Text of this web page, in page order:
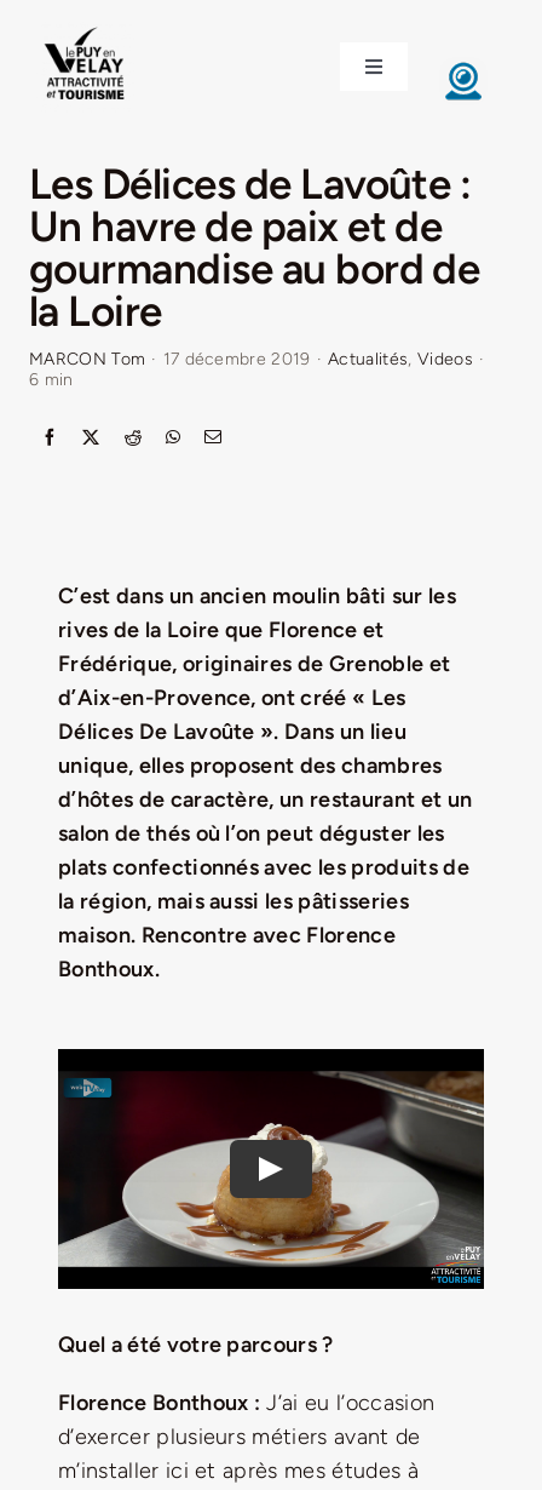
contenu
Toggle
Navigation
DÉCOUVRIR LE VELAY
INVESTIR EN VELAY
ÉTUDIER EN VELAY
CONGRÈS ET SÉMINAIRES
LA ROUTE DES PRODUCTEURS
NOUS CONTACTER
Nouveau Magazine EnVelay
Jeu concours – Gagnez votre bûche de Noël 2025
Les Délices de Lavoûte :
Un havre de paix et de
gourmandise au bord de
la Loire
MARCON Tom · 17 décembre 2019 · Actualités, Videos ·
6 min
C’est dans un ancien moulin bâti sur les
rives de la Loire que Florence et
Frédérique, originaires de Grenoble et
d’Aix-en-Provence, ont créé « Les
Délices De Lavoûte ». Dans un lieu
unique, elles proposent des chambres
d’hôtes de caractère, un restaurant et un
salon de thés où l’on peut déguster les
plats confectionnés avec les produits de
la région, mais aussi les pâtisseries
maison. Rencontre avec Florence
Bonthoux.
Quel a été votre parcours ?
Florence Bonthoux : J’ai eu l’occasion
d’exercer plusieurs métiers avant de
m’installer ici et après mes études à